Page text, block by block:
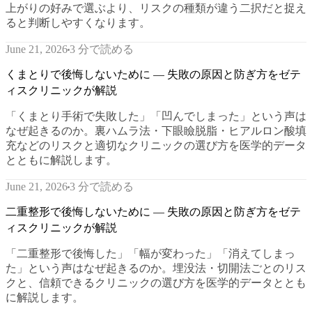
上がりの好みで選ぶより、リスクの種類が違う二択だと捉え
ると判断しやすくなります。
June 21, 20263 分で読める
くまとりで後悔しないために — 失敗の原因と防ぎ方をゼテ
ィスクリニックが解説
「くまとり手術で失敗した」「凹んでしまった」という声は
なぜ起きるのか。裏ハムラ法・下眼瞼脱脂・ヒアルロン酸填
充などのリスクと適切なクリニックの選び方を医学的データ
とともに解説します。
June 21, 20263 分で読める
二重整形で後悔しないために — 失敗の原因と防ぎ方をゼテ
ィスクリニックが解説
「二重整形で後悔した」「幅が変わった」「消えてしまっ
た」という声はなぜ起きるのか。埋没法・切開法ごとのリス
クと、信頼できるクリニックの選び方を医学的データととも
に解説します。